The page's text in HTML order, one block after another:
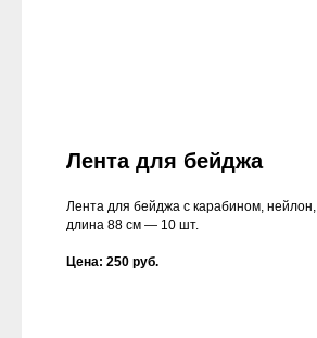
Лента для бейджа
Лента для бейджа с карабином,
длина 88 см — 10 шт.
Цена: 250 руб.